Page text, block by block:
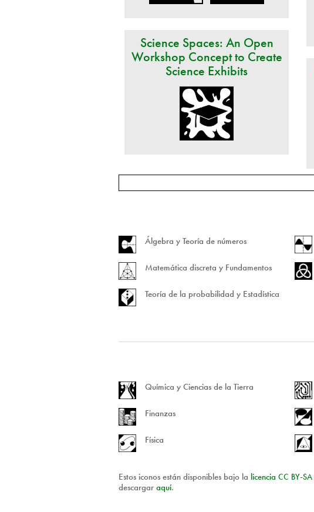
Science Spaces: An Open
Workshop Concept to Create
Science Exhibits
Álgebra y Teoría de números
Matemática discreta y Fundamentos
Teoría de la probabilidad y Estadística
Química y Ciencias de la Tierra
Finanzas
Física
Estos iconos están disponibles bajo la licencia CC BY-SA
descargar aquí.